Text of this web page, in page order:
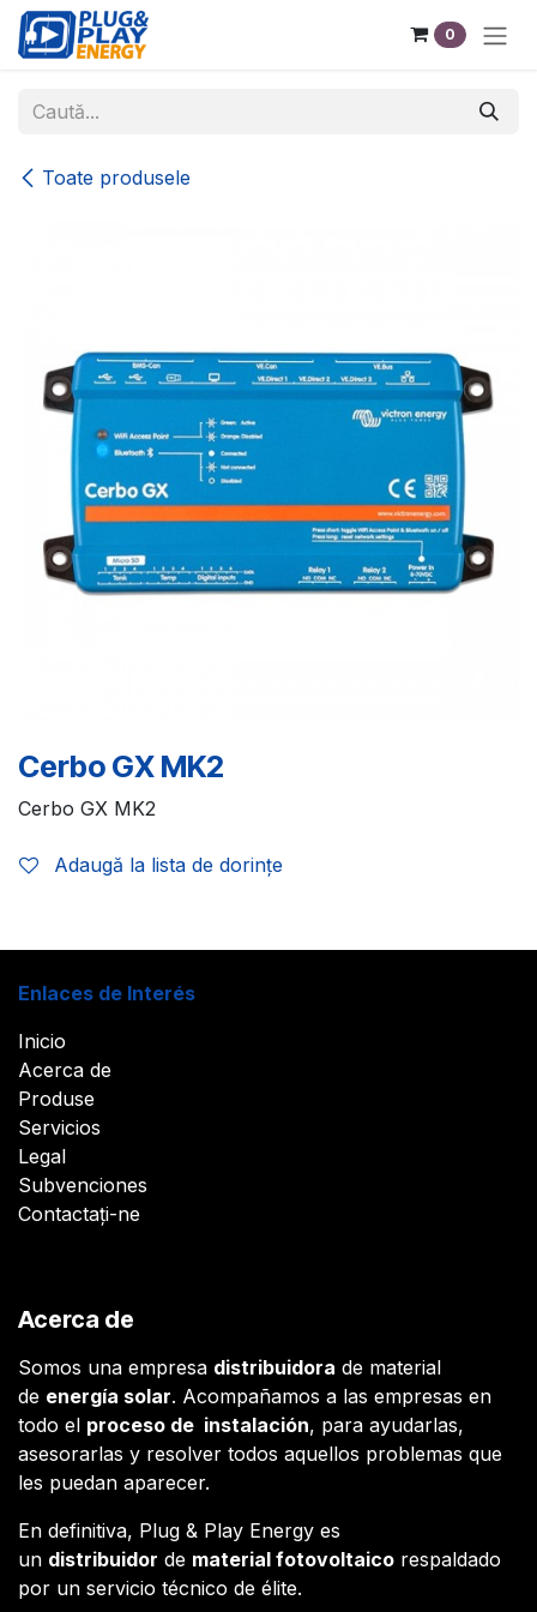
Sari la conținut
0
Toate produsele
Cerbo GX MK2
Cerbo GX MK2
Adaugă la lista de dorințe
Enlaces de Interés
Inicio
Acerca de
Produse
Servicios
Legal
Subvenciones
Contactați-ne
Acerca de
Somos una empresa distribuidora de material
de energía solar. Acompañamos a las empresas en
todo el proceso de instalación, para ayudarlas,
asesorarlas y resolver todos aquellos problemas que
les puedan aparecer.
En definitiva, Plug & Play Energy es
un distribuidor de material fotovoltaico respaldado
por un servicio técnico de élite.